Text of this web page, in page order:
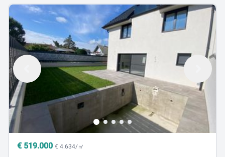
€ 519.000 € 4.634/㎡